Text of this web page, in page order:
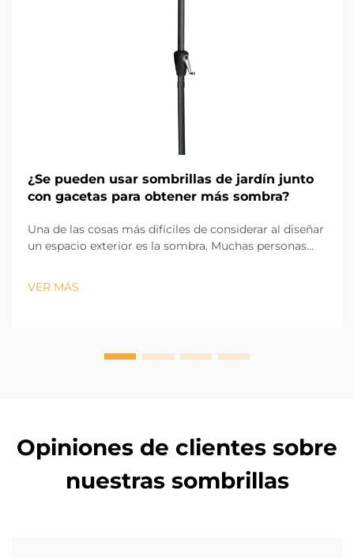
¿Se pueden usar sombrillas de jardín junto
con gacetas para obtener más sombra?
Una de las cosas más difíciles de considerar al diseñar
un espacio exterior es la sombra. Muchas personas
jardín junto con gazebos para proporcionar aún más
sombra. ¡Absolutamente! Dado que las sombrillas
VER MÁS
Opiniones de clientes sobre
nuestras sombrillas